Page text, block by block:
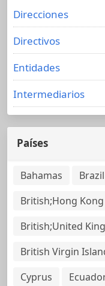
Direcciones
Directivos
Entidades
Intermediarios
Países
Bahamas Brazil
British;Hong Kong
British;United
British Virgin
Cyprus